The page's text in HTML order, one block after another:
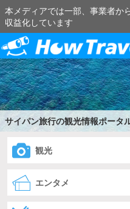
本メディアでは一部、事業者か
収益化しています
サイパン旅行の観光情報ポータ
観光
エンタメ